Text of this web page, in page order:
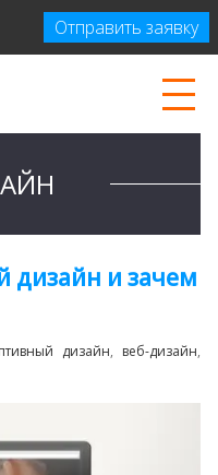
Отправить заявку
дизайн и зачем
дизайн, веб-дизайн,